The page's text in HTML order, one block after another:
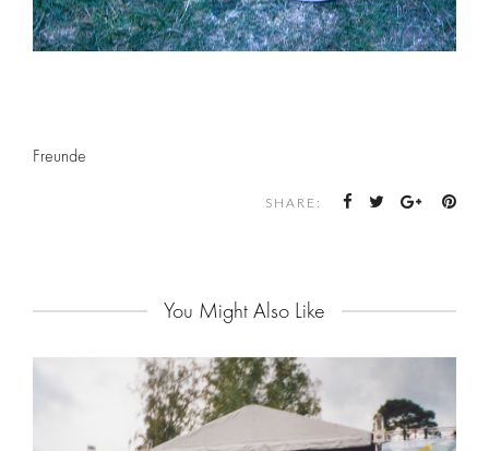
Freunde
SHARE:
You Might Also Like